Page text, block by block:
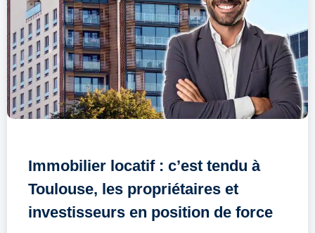
Immobilier locatif : c’est tendu à
Toulouse, les propriétaires et
investisseurs en position de force